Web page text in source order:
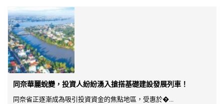
同奈華麗蛻變，投資人紛紛湧入搶搭基礎建設發展列車！
同奈省正逐漸成為吸引投資資金的焦點地區，受惠於�...